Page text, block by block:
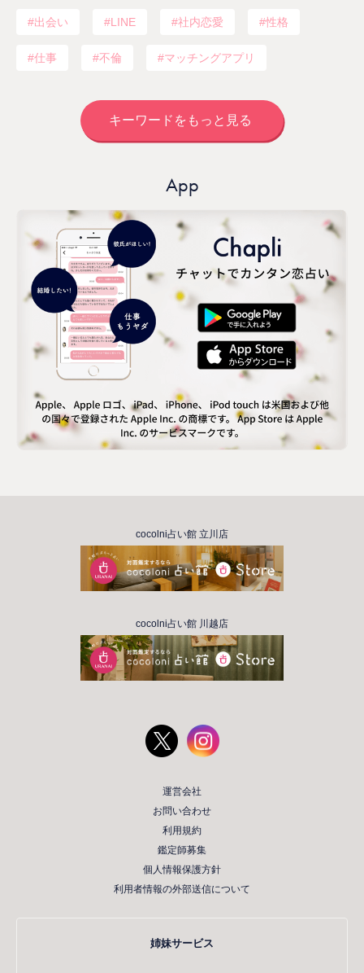
出会い LINE 社内恋愛 性格
仕事 不倫 マッチングアプリ
キーワードをもっと見る
App
cocolni占い館 立川店
cocolni占い館 川越店
運営会社
お問い合わせ
利用規約
鑑定師募集
個人情報保護方針
利用者情報の外部送信について
姉妹サービス